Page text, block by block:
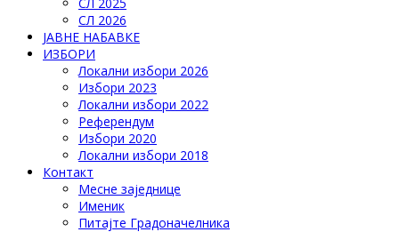
СЛ 2026
ЈАВНЕ НАБАВКЕ
ИЗБОРИ
Локални избори 2026
Избори 2023
Локални избори 2022
Референдум
Избори 2020
Локални избори 2018
Контакт
Месне заједнице
Именик
Питајте Градоначелника